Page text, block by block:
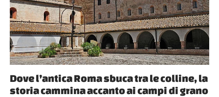
Dove l’antica Roma sbuca tra le colline, la
storia cammina accanto ai campi di grano